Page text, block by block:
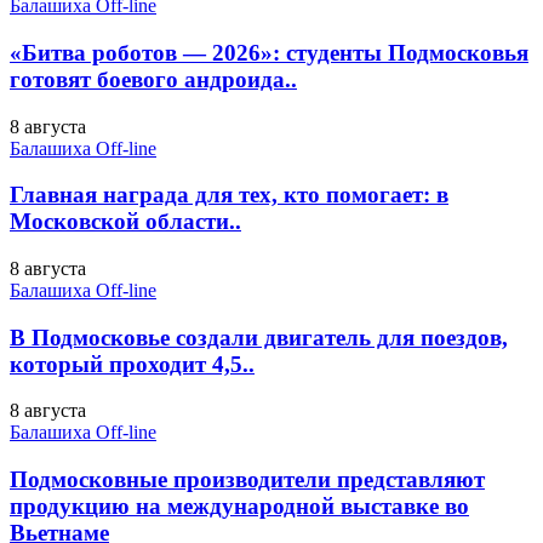
Балашиха Off-line
«Битва роботов — 2026»: студенты Подмосковья
готовят боевого андроида..
8 августа
Балашиха Off-line
Главная награда для тех, кто помогает: в
Московской области..
8 августа
Балашиха Off-line
В Подмосковье создали двигатель для поездов,
который проходит 4,5..
8 августа
Балашиха Off-line
Подмосковные производители представляют
продукцию на международной выставке во
Вьетнаме